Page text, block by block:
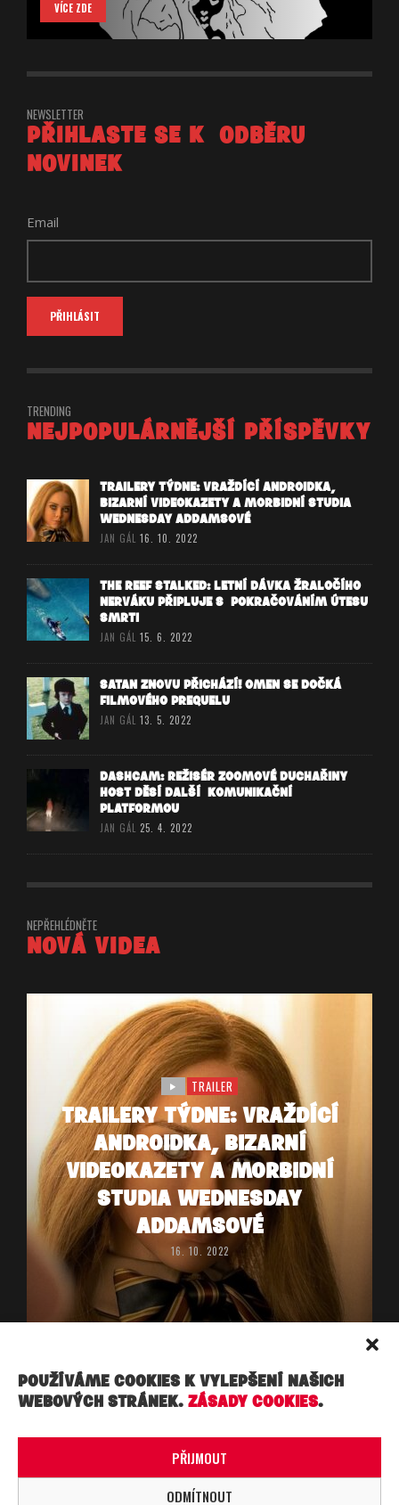
POUŽÍVÁME COOKIES K VYLEPŠENÍ NAŠICH
WEBOVÝCH STRÁNEK. ZÁSADY COOKIES.
PŘIJMOUT
ODMÍTNOUT
VÍCE ZDE
NEWSLETTER
PŘIHLASTE SE K ODBĚRU
NOVINEK
Email
TRENDING
NEJPOPULÁRNĚJŠÍ PŘÍSPĚVKY
TRAILERY TÝDNE: VRAŽDÍCÍ ANDROIDKA,
BIZARNÍ VIDEOKAZETY A MORBIDNÍ STUDIA
WEDNESDAY ADDAMSOVÉ
JAN GÁL 16. 10. 2022
THE REEF STALKED: LETNÍ DÁVKA ŽRALOČÍHO
NERVÁKU PŘIPLUJE S POKRAČOVÁNÍM ÚTESU
SMRTI
JAN GÁL 15. 6. 2022
SATAN ZNOVU PŘICHÁZÍ! OMEN SE DOČKÁ
FILMOVÉHO PREQUELU
JAN GÁL 13. 5. 2022
DASHCAM: REŽISÉR ZOOMOVÉ DUCHAŘINY
HOST DĚSÍ DALŠÍ KOMUNIKAČNÍ
PLATFORMOU
JAN GÁL 25. 4. 2022
NEPŘEHLÉDNĚTE
NOVÁ VIDEA
TRAILER
TRAILERY TÝDNE: VRAŽDÍCÍ
ANDROIDKA, BIZARNÍ
VIDEOKAZETY A MORBIDNÍ
STUDIA WEDNESDAY
ADDAMSOVÉ
16. 10. 2022
Copyright ©, Práva vyhrazena. Made under ☁︎ ☁︎ ☁︎ in